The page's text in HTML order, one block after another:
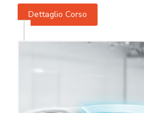
Dettaglio Corso